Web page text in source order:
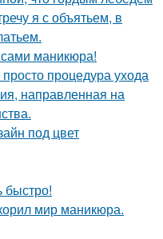
я с объятьем, в
маникюра!
процедура ухода
направленная на
под цвет
быстро!
мир маникюра.